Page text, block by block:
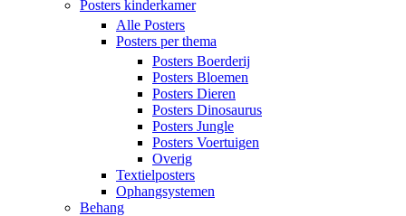
Posters kinderkamer
Alle Posters
Posters per thema
Posters Boerderij
Posters Bloemen
Posters Dieren
Posters Dinosaurus
Posters Jungle
Posters Voertuigen
Overig
Textielposters
Ophangsystemen
Behang